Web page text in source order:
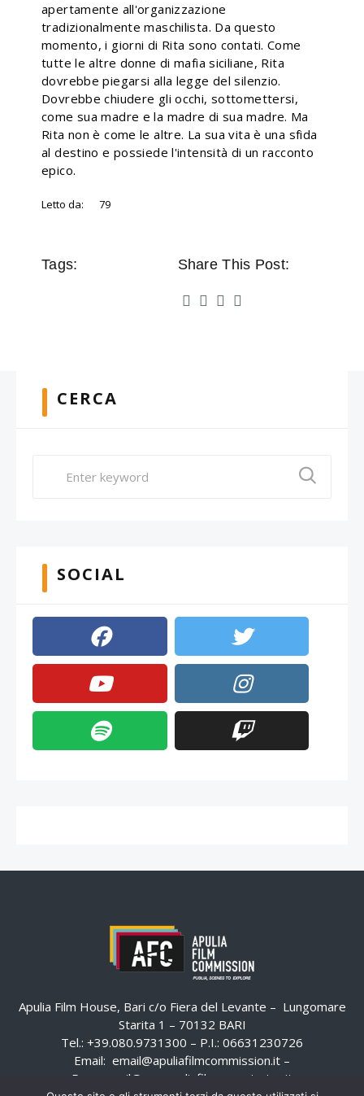
apertamente all'organizzazione
tradizionalmente maschilista. Da questo
momento, i giorni di Rita sono contati. Come
tutte le altre donne di mafia siciliane, Rita
dovrebbe piegarsi alla legge del silenzio.
Dovrebbe chiudere gli occhi, sottomettersi,
come sua madre e la madre di sua madre. Ma
Rita non è come le altre. La sua vita è una sfida
al destino e possiede l'intensità di un racconto
epico.
Letto da: 79
Tags: Share This Post:
CERCA
SOCIAL
Apulia Film House, Bari c/o Fiera del Levante – Lungomare
Starita 1 – 70132 BARI
Tel.: +39.080.9731300 – P.I.: 06631230726
Email: email@apuliafilmcommission.it –
Pec:
email@pec.apuliafilmcommission.it